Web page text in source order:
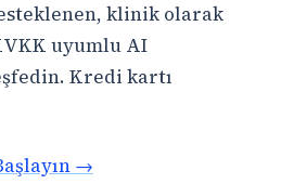
klinik olarak
uyumlu AI
Kredi kartı
→